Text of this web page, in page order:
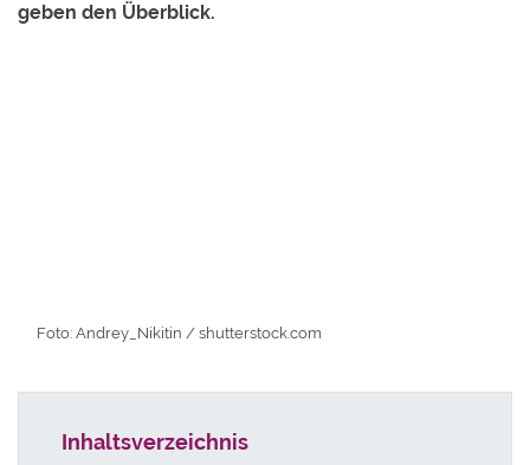
geben den Überblick.
Foto: Andrey_Nikitin / shutterstock.com
Inhaltsverzeichnis